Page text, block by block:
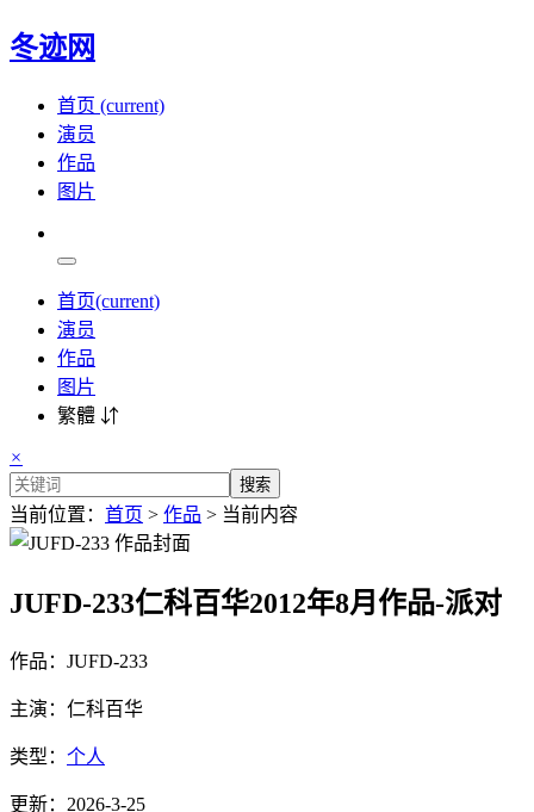
冬迹网
首页 (current)
演员
作品
图片
首页(current)
演员
作品
图片
繁體 ⇵
×
搜索
当前位置： 首页 > 作品 > 当前内容
JUFD-233仁科百华2012年8月作品-派对
作品：JUFD-233
主演：仁科百华
类型： 个人
更新：2026-3-25